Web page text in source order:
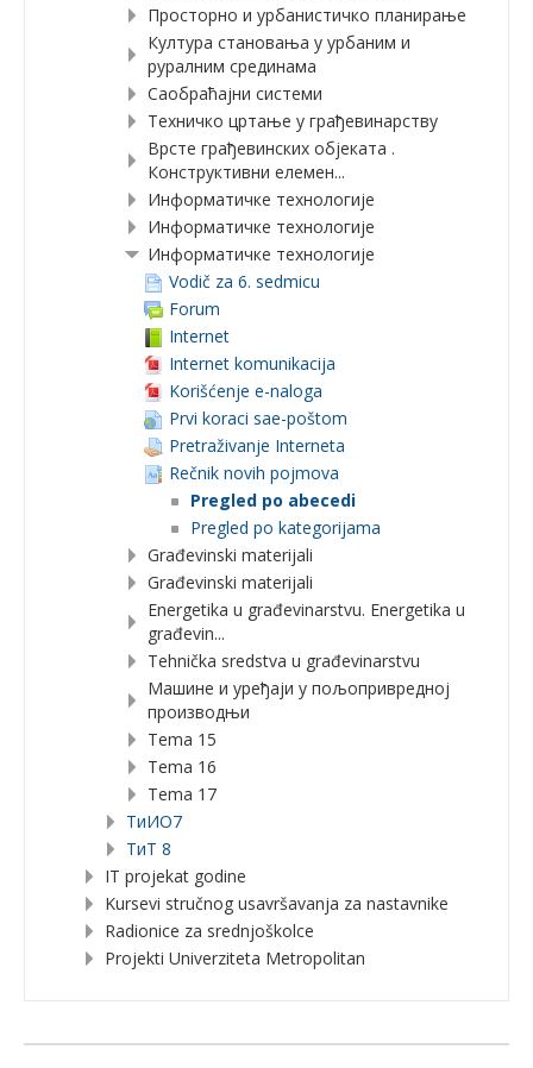
Просторно и урбанистичко планирање
Култура становања у урбаним и
руралним срединама
Саобраћајни системи
Техничко цртање у грађевинарству
Врсте грађевинских објеката .
Конструктивни елемен...
Информатичке технологије
Информатичке технологије
Информатичке технологије
Vodič za 6. sedmicu
Forum
Internet
Internet komunikacija
Korišćenje e-naloga
Prvi koraci sae-poštom
Pretraživanje Interneta
Rečnik novih pojmova
Pregled po abecedi
Pregled po kategorijama
Građevinski materijali
Građevinski materijali
Energetika u građevinarstvu. Energetika u
građevin...
Tehnička sredstva u građevinarstvu
Машине и уређаји у пољопривредној
производњи
Tema 15
Tema 16
Tema 17
TиИО7
ТиТ 8
IT projekat godine
Kursevi stručnog usavršavanja za nastavnike
Radionice za srednjoškolce
Projekti Univerziteta Metropolitan